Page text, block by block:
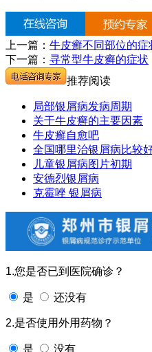
上一篇： 牛皮癣不同部位的症
下一篇： 寻常型牛皮癣的症状
推荐阅读
局部银屑病发病周期
关于牛皮癣的主要因素
牛皮癣自愈吧
全国哪里治银屑病比较
儿童银屑病图片初期
安德烈银屑病
克霉唑 银屑病
1.您是否已到医院确诊？
是 还没有
2.是否使用外用药物？
是 没有